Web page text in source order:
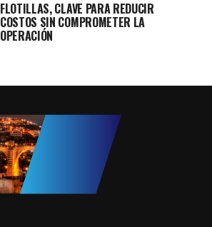
FLOTILLAS, CLAVE PARA REDUCIR
COSTOS SIN COMPROMETER LA
OPERACIÓN